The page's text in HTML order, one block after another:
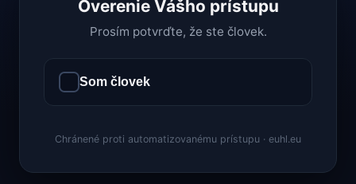
Overenie Vášho prístupu
Prosím potvrďte, že ste človek.
Som človek
Chránené proti automatizovanému prístupu · euhl.eu